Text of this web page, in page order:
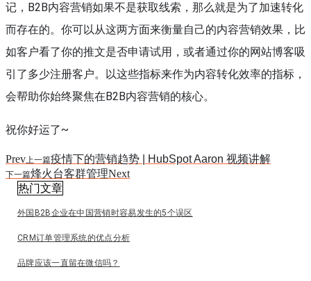
记，B2B内容营销如果不是获取线索，那么就是为了加速转化
而存在的。你可以从这两方面来衡量自己的内容营销效果，比
如客户看了你的推文是否申请试用，或者通过你的网站博客吸
引了多少注册客户。以这些指标来作为内容转化效率的指标，
会帮助你始终聚焦在B2B内容营销的核心。
祝你好运了~
Prev上一篇疫情下的营销趋势 | HubSpot Aaron 视频讲解
下一篇烽火台客群管理Next
热门文章
外国B2B企业在中国营销时容易发生的5个误区
CRM订单管理系统的优点分析
品牌应该一直留在微信吗？